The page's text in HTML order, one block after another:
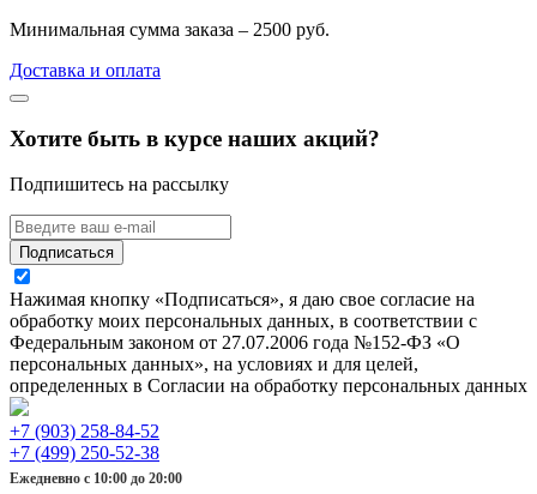
Минимальная сумма заказа – 2500 руб.
Доставка и оплата
Хотите быть в курсе наших акций?
Подпишитесь на рассылку
Подписаться
Нажимая кнопку «Подписаться», я даю свое согласие на
обработку моих персональных данных, в соответствии с
Федеральным законом от 27.07.2006 года №152-ФЗ «О
персональных данных», на условиях и для целей,
определенных в Согласии на обработку персональных данных
+7 (903) 258-84-52
+7 (499) 250-52-38
Ежедневно с 10:00 до 20:00